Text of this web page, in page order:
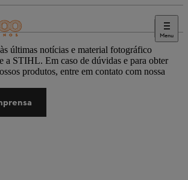
Menu
últimas notícias e material fotográfico
a STIHL. Em caso de dúvidas e para obter
produtos, entre em contato com nossa